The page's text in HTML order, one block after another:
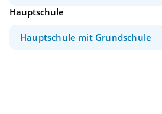
Hauptschule
Hauptschule mit Grundschule